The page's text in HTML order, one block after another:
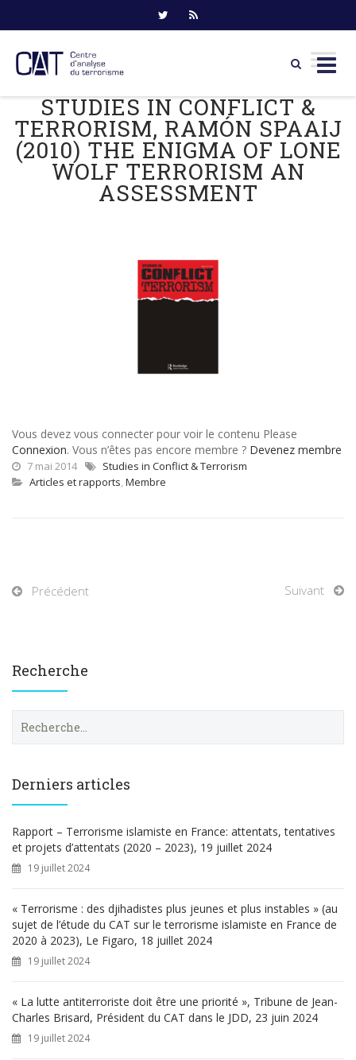
to
content
STUDIES IN CONFLICT &
TERRORISM, RAMÓN SPAAIJ
(2010) THE ENIGMA OF LONE
WOLF TERRORISM AN
ASSESSMENT
Vous devez vous connecter pour voir le contenu Please
Connexion. Vous n’êtes pas encore membre ? Devenez membre
7 mai 2014
Studies in Conflict & Terrorism
Articles et rapports, Membre
Précédent Suivant
Recherche
e
h
e
r
Derniers articles
Rapport – Terrorisme islamiste en France: attentats, tentatives
et projets d’attentats (2020 – 2023), 19 juillet 2024
19 juillet 2024
« Terrorisme : des djihadistes plus jeunes et plus instables » (au
sujet de l’étude du CAT sur le terrorisme islamiste en France de
2020 à 2023), Le Figaro, 18 juillet 2024
19 juillet 2024
« La lutte antiterroriste doit être une priorité », Tribune de Jean-
Charles Brisard, Président du CAT dans le JDD, 23 juin 2024
19 juillet 2024